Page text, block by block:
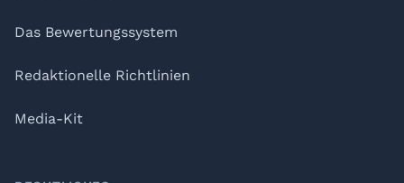
Das Bewertungssystem
Redaktionelle Richtlinien
Media-Kit